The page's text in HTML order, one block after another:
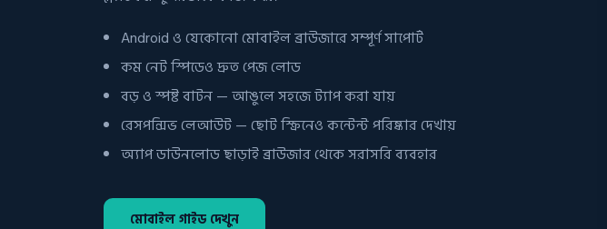
Android ও যেকোনো মোবাইল ব্রাউজারে সম্পূর্ণ সাপোর্ট
কম নেট স্পিডেও দ্রুত পেজ লোড
বড় ও স্পষ্ট বাটন — আঙুলে সহজে ট্যাপ করা যায়
রেসপন্সিভ লেআউট — ছোট স্ক্রিনেও কন্টেন্ট পরিষ্কার দেখায়
অ্যাপ ডাউনলোড ছাড়াই ব্রাউজার থেকে সরাসরি ব্যবহার
মোবাইল গাইড দেখুন